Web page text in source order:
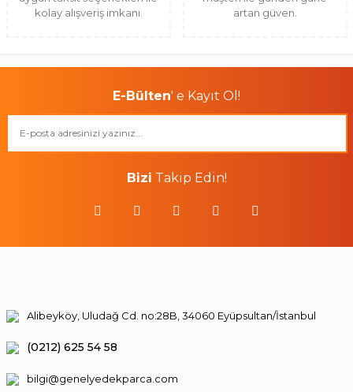
kolay alışveriş imkanı.
artan güven.
E-Bülten' e Kayıt Ol!
Bizi Takip Edin!
Alibeyköy, Uludağ Cd. no:28B, 34060 Eyüpsultan/İstanbul
(0212) 625 54 58
bilgi@genelyedekparca.com